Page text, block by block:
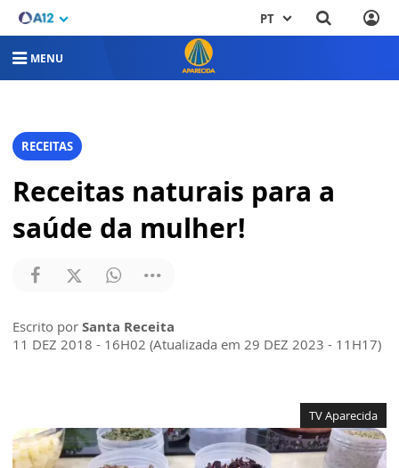
PT
MENU
RECEITAS
Receitas naturais para a
saúde da mulher!
Escrito por Santa Receita
11 DEZ 2018 - 16H02 (Atualizada em 29 DEZ 2023 - 11H17)
TV Aparecida